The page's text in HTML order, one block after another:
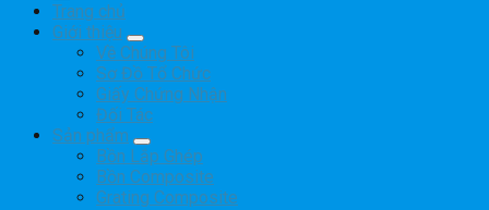
Trang chủ
Giới thiệu
Về Chúng Tôi
Sơ Đồ Tổ Chức
Giấy Chứng Nhận
Đối Tác
Sản phẩm
Bồn Lắp Ghép
Bồn Composite
Grating Composite